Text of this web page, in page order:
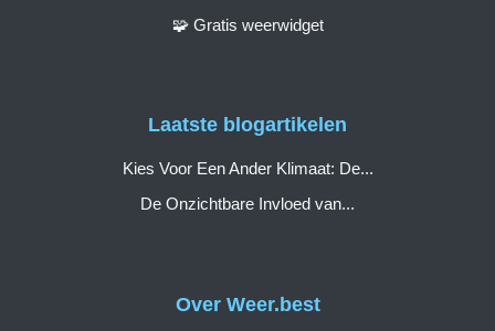
Over Weer.best
🧩 Gratis weerwidget
Laatste blogartikelen
Kies Voor Een Ander Klimaat: De...
De Onzichtbare Invloed van...